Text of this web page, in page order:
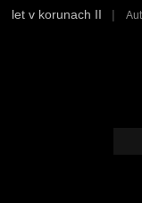
let v korunach II |